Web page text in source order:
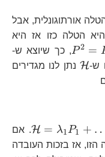
אורתוגונלית, אבל
הטלה כזו אז היא
P2 = , כך שיוצא ש-
ש-Hנתן לנו מגדירים
H = λ1P1 +
. אם
p אז בזכות העובדה